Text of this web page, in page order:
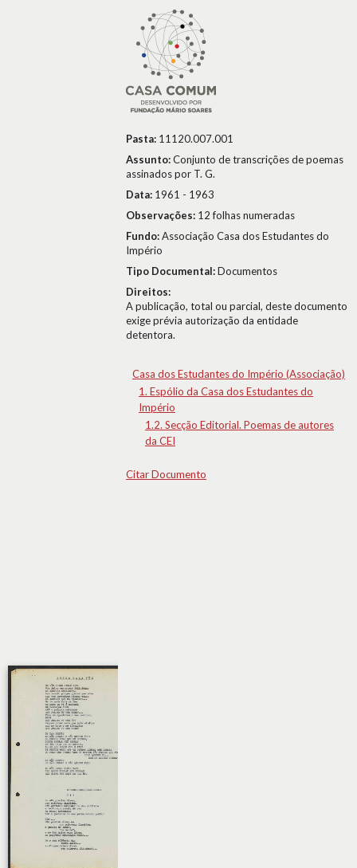
Pasta: 11120.007.001
Assunto:Conjunto de transcrições de poemas
assinados por T. G.
Data: 1961 - 1963
Observações: 12 folhas numeradas
Fundo:Associação Casa dos Estudantes do
Império
Tipo Documental:Documentos
Direitos:
A publicação, total ou parcial, deste documento
exige prévia autorização da entidade
detentora.
Casa dos Estudantes do Império (Associação)
1. Espólio da Casa dos Estudantes do
Império
1.2. Secção Editorial. Poemas de autores
da CEI
Citar Documento